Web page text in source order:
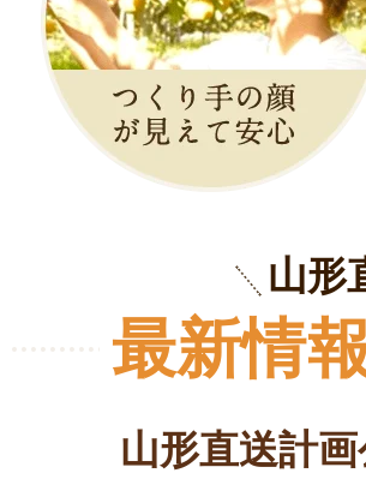
山形
最新情報
山形直送計